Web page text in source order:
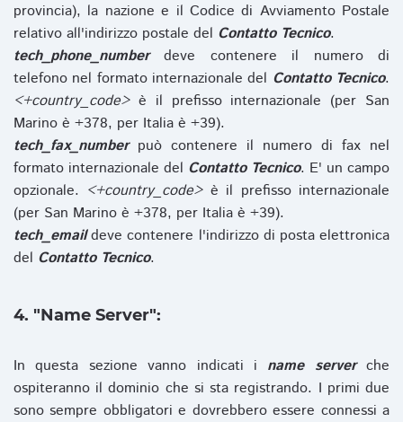
provincia), la nazione e il Codice di Avviamento Postale
relativo all'indirizzo postale del Contatto Tecnico.
tech_phone_numberdeve contenere il numero di
telefono nel formato internazionale del Contatto Tecnico.
<+country_code>è il prefisso internazionale (per San
Marino è +378, per Italia è +39).
tech_fax_numberpuò contenere il numero di fax nel
formato internazionale del Contatto Tecnico. E' un campo
opzionale. <+country_code>è il prefisso internazionale
(per San Marino è +378, per Italia è +39).
tech_emaildeve contenere l'indirizzo di posta elettronica
del Contatto Tecnico.
4. "Name Server":
In questa sezione vanno indicati i name serverche
ospiteranno il dominio che si sta registrando. I primi due
sono sempre obbligatori e dovrebbero essere connessi a